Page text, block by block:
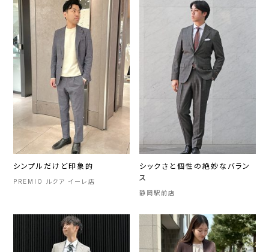
シンプルだけど印象的
PREMIO ルクア イーレ店
シックさと個性の絶妙なバラン
ス
静岡駅前店